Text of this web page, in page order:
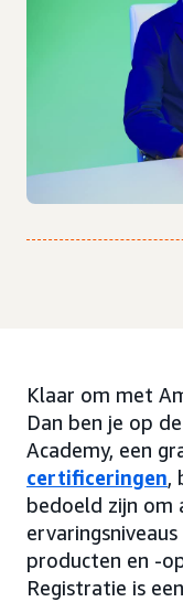
Klaar om met
Dan ben je op
Academy, een
certificeringen,
bedoeld zijn om
producten en -
Registratie is